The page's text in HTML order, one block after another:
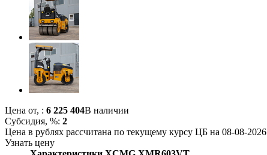
Цена от, : 6 225 404В наличии
Субсидия, %: 2
Цена в рублях рассчитана по текущему курсу ЦБ на 08-08-2026
Узнать цену